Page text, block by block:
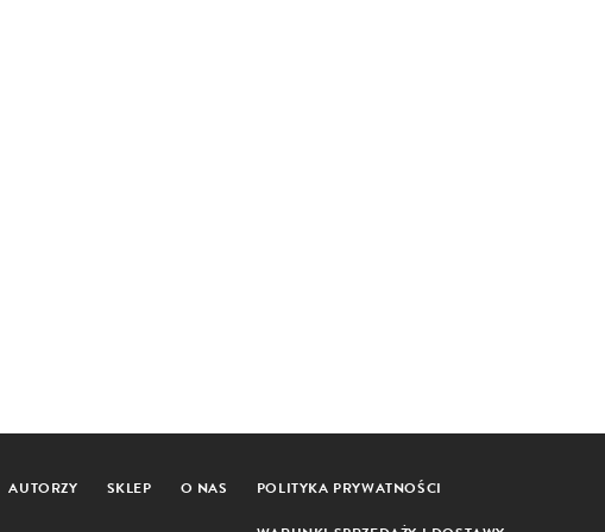
AUTORZY SKLEP O NAS POLITYKA PRYWATNOŚCI